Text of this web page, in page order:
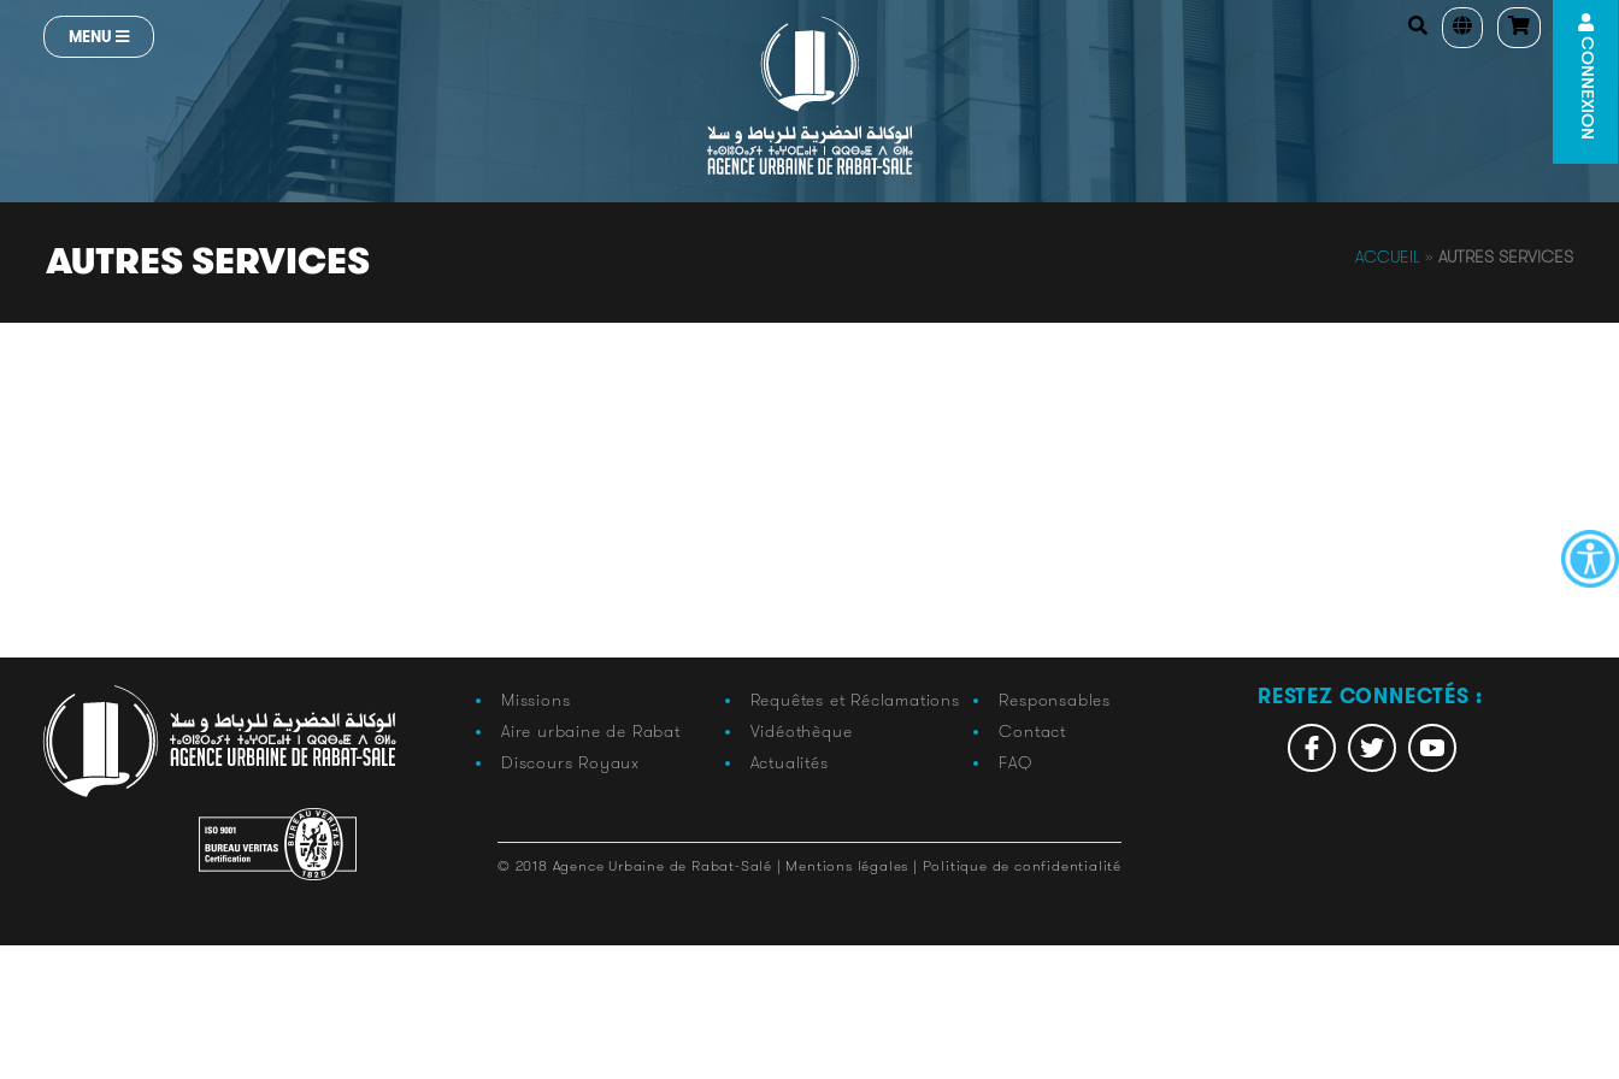
MENU CONNEXION
AUTRES SERVICES ACCUEIL» AUTRES SERVICES
Missions
Aire urbaine de Rabat
Discours Royaux
Requêtes et Réclamations
Vidéothèque
Actualités
Responsables
Contact
FAQ
RESTEZ CONNECTÉS :
© 2018 Agence Urbaine de Rabat-Salé | Mentions légales | Politique de confidentialité